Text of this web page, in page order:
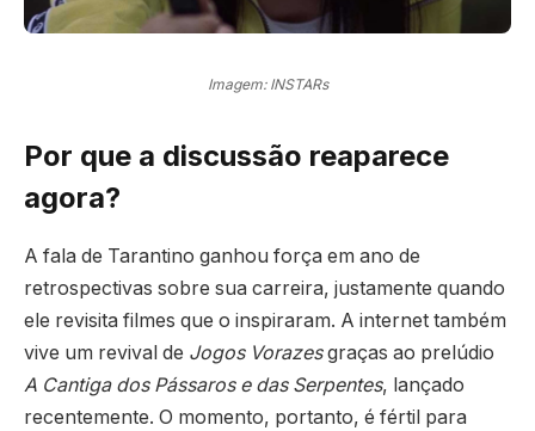
Imagem: INSTARs
Por que a discussão reaparece
agora?
A fala de Tarantino ganhou força em ano de
retrospectivas sobre sua carreira, justamente quando
ele revisita filmes que o inspiraram. A internet também
vive um revival de Jogos Vorazesgraças ao prelúdio
A Cantiga dos Pássaros e das Serpentes, lançado
recentemente. O momento, portanto, é fértil para